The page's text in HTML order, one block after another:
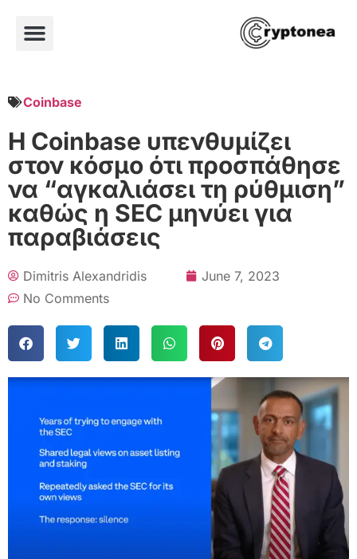
Coinbase
Η Coinbase υπενθυμίζει
στον κόσμο ότι προσπάθησε
να “αγκαλιάσει τη ρύθμιση”
καθώς η SEC μηνύει για
παραβιάσεις
Dimitris Alexandridis
June 7, 2023
No Comments